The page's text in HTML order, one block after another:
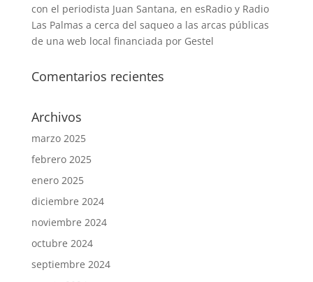
con el periodista Juan Santana, en esRadio y Radio
Las Palmas a cerca del saqueo a las arcas públicas
de una web local financiada por Gestel
Comentarios recientes
Archivos
marzo 2025
febrero 2025
enero 2025
diciembre 2024
noviembre 2024
octubre 2024
septiembre 2024